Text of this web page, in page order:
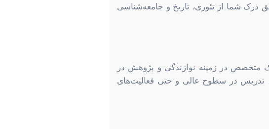
درک شما از تئوری، تاریخ و جامعه‌شناسی
متخصص در زمینه نوازندگی و پژوهش در
تدریس در سطوح عالی و حتی فعالیت‌های